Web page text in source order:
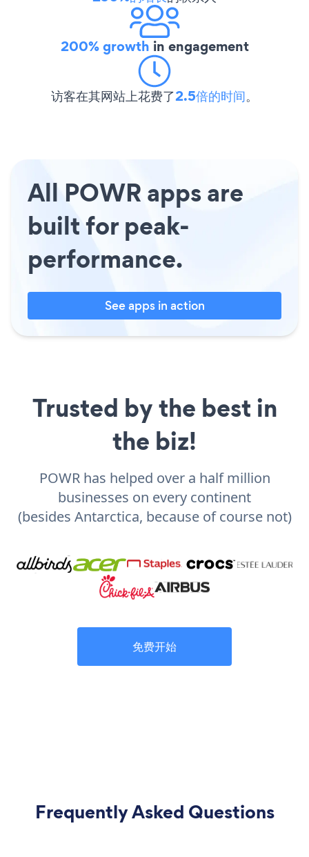
200% growth in engagement
访客在其网站上花费了2.5倍的时间。
All POWR apps are
built for peak-
performance.
See apps in action
Trusted by the best in
the biz!
POWR has helped over a half million
businesses on every continent
(besides Antarctica, because of course not)
免费开始
Frequently Asked Questions